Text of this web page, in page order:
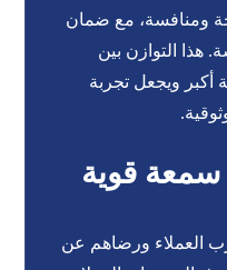
ومنافسة، مع ضمان
هذا التوازن بين
أكبر ويجعل تجربة
سمعة قوية
العملاء ورضاهم عن